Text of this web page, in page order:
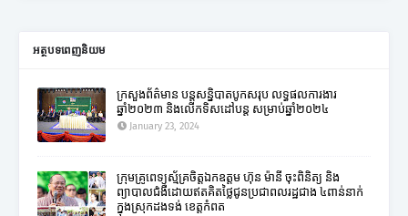
អត្ថបទពេញនិយម
ក្រសួងព័ត៌មាន បន្តសន្និបាតបូកសរុប លទ្ធផលការងារ
ឆ្នាំ២០២៣ និងលើកទិសដៅបន្ត សម្រាប់ឆ្នាំ២០២៤
January 23, 2024
ក្រុមគ្រូពេទ្យស្ម័គ្រចិត្តឯកឧត្តម ហ៊ុន ម៉ានី ចុះពិនិត្យ និង
ព្យាបាលជំងឺដោយឥតគិតថ្លៃជូនប្រជាពលរដ្ឋជាង ៤ពាន់នាក់
ក្នុងស្រុកដងទង់ ខេត្តកំពត